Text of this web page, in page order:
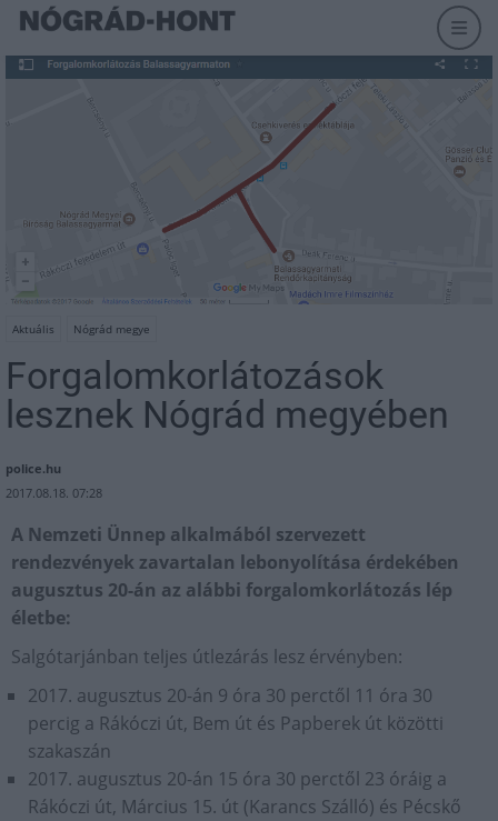
Aktuális Nógrád megye
Forgalomkorlátozások
lesznek Nógrád megyében
police.hu
2017.08.18. 07:28
A Nemzeti Ünnep alkalmából szervezett
rendezvények zavartalan lebonyolítása érdekében
augusztus 20-án az alábbi forgalomkorlátozás lép
életbe:
Salgótarjánban teljes útlezárás lesz érvényben:
2017. augusztus 20-án 9 óra 30 perctől 11 óra 30
percig a Rákóczi út, Bem út és Papberek út közötti
szakaszán
2017. augusztus 20-án 15 óra 30 perctől 23 óráig a
Rákóczi út, Március 15. út (Karancs Szálló) és Pécskő